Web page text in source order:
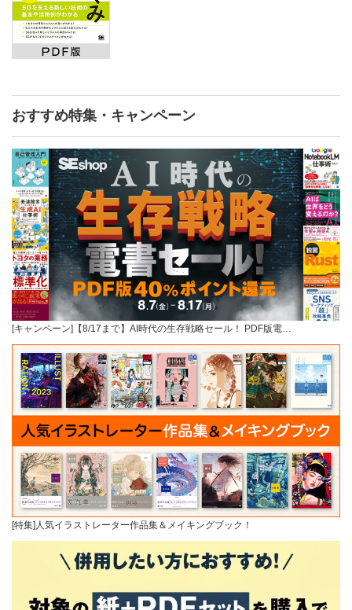
おすすめ特集・キャンペーン
[キャンペーン]【8/17まで】AI時代の生存戦略セール！ PDF版電…
[特集]人気イラストレーター作品集＆メイキングブック！